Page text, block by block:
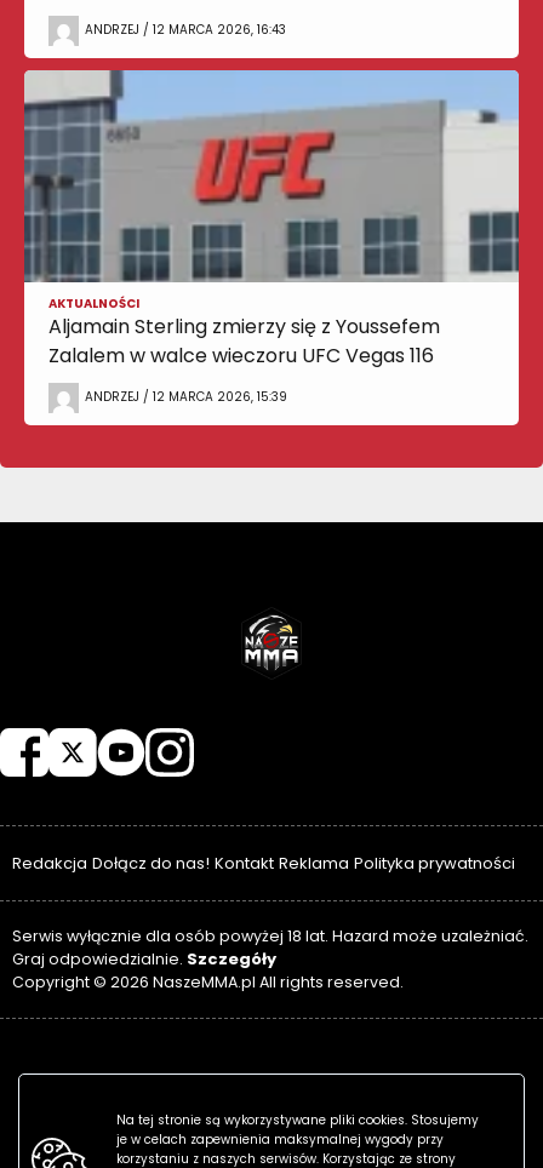
ANDRZEJ / 12 MARCA 2026, 16:43
AKTUALNOŚCI
Aljamain Sterling zmierzy się z Youssefem
Zalalem w walce wieczoru UFC Vegas 116
ANDRZEJ / 12 MARCA 2026, 15:39
Redakcja Dołącz do nas! Kontakt Reklama Polityka prywatności
Serwis wyłącznie dla osób powyżej 18 lat. Hazard może uzależniać.
Graj odpowiedzialnie. Szczegóły
Copyright © 2026 NaszeMMA.pl All rights reserved.
Na tej stronie są wykorzystywane pliki cookies. Stosujemy
je w celach zapewnienia maksymalnej wygody przy
korzystaniu z naszych serwisów. Korzystając ze strony